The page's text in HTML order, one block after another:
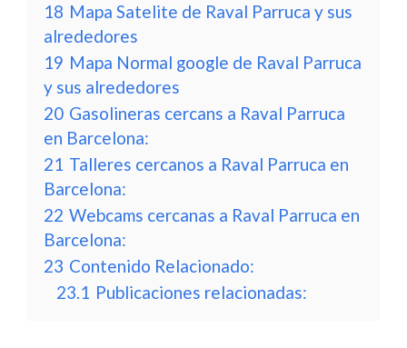
18 Mapa Satelite de Raval Parruca y sus
alrededores
19 Mapa Normal google de Raval Parruca
y sus alrededores
20 Gasolineras cercans a Raval Parruca
en Barcelona:
21 Talleres cercanos a Raval Parruca en
Barcelona:
22 Webcams cercanas a Raval Parruca en
Barcelona:
23 Contenido Relacionado:
23.1 Publicaciones relacionadas: